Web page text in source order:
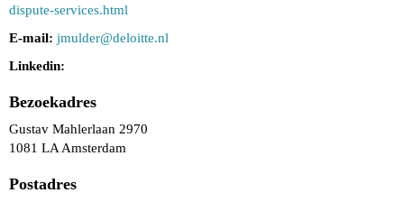
dispute-services.html
E-mail: jmulder@deloitte.nl
Linkedin:
Bezoekadres
Gustav Mahlerlaan 2970
1081 LA Amsterdam
Postadres